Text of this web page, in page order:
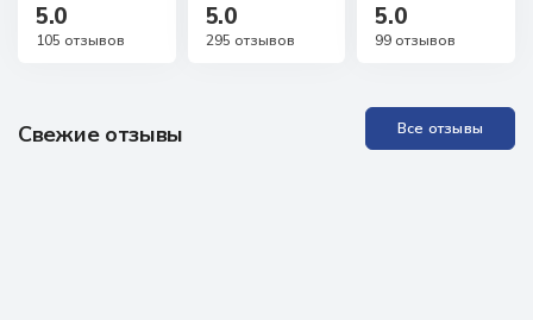
5.0
105 отзывов
5.0
295 отзывов
5.0
99 отзывов
Свежие отзывы Все отзывы